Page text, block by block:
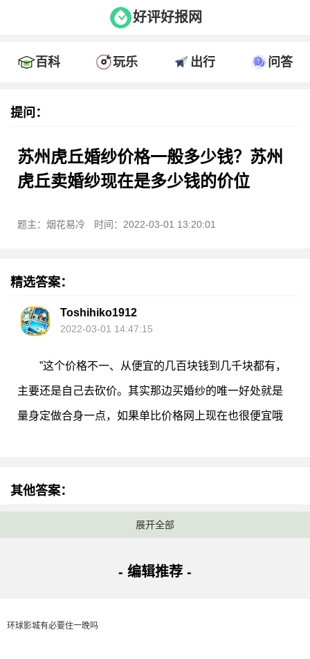
好评好报网
百科 玩乐 出行 问答
提问：
苏州虎丘婚纱价格一般多少钱？苏州
虎丘卖婚纱现在是多少钱的价位
题主：烟花易冷 时间：2022-03-01 13:20:01
精选答案：
Toshihiko1912
2022-03-01 14:47:15
”这个价格不一、从便宜的几百块钱到几千块都有，
主要还是自己去砍价。其实那边买婚纱的唯一好处就是
量身定做合身一点，如果单比价格网上现在也很便宜哦
其他答案：
2022-03-01 13:43:33
”三件一千，按照这个价还
Charlemagn
展开全部
- 编辑推荐 -
环球影城有必要住一晚吗